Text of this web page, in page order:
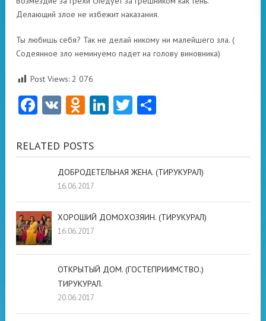
Делающий злое не избежит наказания.
Ты любишь себя? Так не делай никому ни малейшего зла. (
Содеянное зло неминуемо падет на голову виновника)
Post Views: 2 076
Facebook
VK Odnoklassniki
LinkedIn
Twitter
RELATED POSTS
ДОБРОДЕТЕЛЬНАЯ ЖЕНА. (ТИРУКУРАЛ)
16.06.2017
ХОРОШИЙ ДОМОХОЗЯИН. (ТИРУКУРАЛ)
16.06.2017
ОТКРЫТЫЙ ДОМ. (ГОСТЕПРИИМСТВО.)
ТИРУКУРАЛ.
20.06.2017